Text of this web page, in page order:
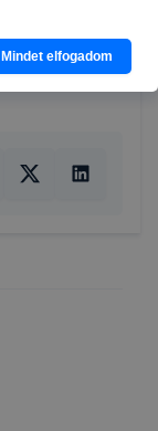
Mindet elfogadom